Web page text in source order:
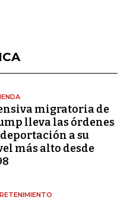
migratoria de
lleva las órdenes
a su
más alto desde